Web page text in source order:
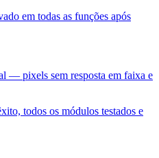
em todas as funções após
— pixels sem resposta em faixa e
todos os módulos testados e